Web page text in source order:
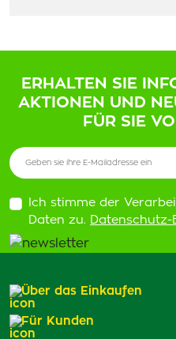
ERHALTEN SIE
AKTIONEN UND
FÜR SIE
Ich stimme der
Daten zu. Datenschutz-
Über das Einkaufen
Für Kunden